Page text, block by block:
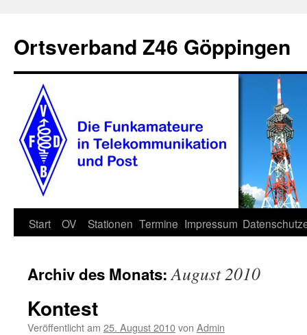
springen
Ortsverband Z46 Göppingen
Start OV Stationen Termine Impressum
Archiv des Monats:August 2010
Kontest
Veröffentlicht am 25. August 2010von Admin